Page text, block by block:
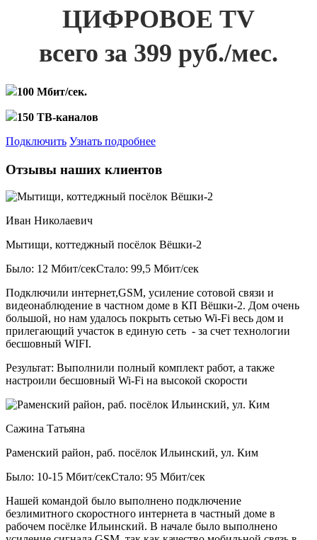
ЦИФРОВОЕ TV
всего за 399 руб./мес.
100 Мбит/сек.
150 ТВ-каналов
Подключить Узнать подробнее
Отзывы наших клиентов
Иван Николаевич
Мытищи, коттеджный посёлок Вёшки-2
Было: 12 Мбит/секСтало: 99,5 Мбит/сек
Подключили интернет,GSM, усиление сотовой связи и
видеонаблюдение в частном доме в КП Вёшки-2. Дом очень
большой, но нам удалось покрыть сетью Wi-Fi весь дом и
прилегающий участок в единую сеть - за счет технологии
бесшовный WIFI.
Результат: Выполнили полный комплект работ, а также
настроили бесшовный Wi-Fi на высокой скорости
Сажина Татьяна
Раменский район, раб. посёлок Ильинский, ул. Ким
Было: 10-15 Мбит/секСтало: 95 Мбит/сек
Нашей командой было выполнено подключение
безлимитного скоростного интернета в частный доме в
рабочем посёлке Ильинский. В начале было выполнено